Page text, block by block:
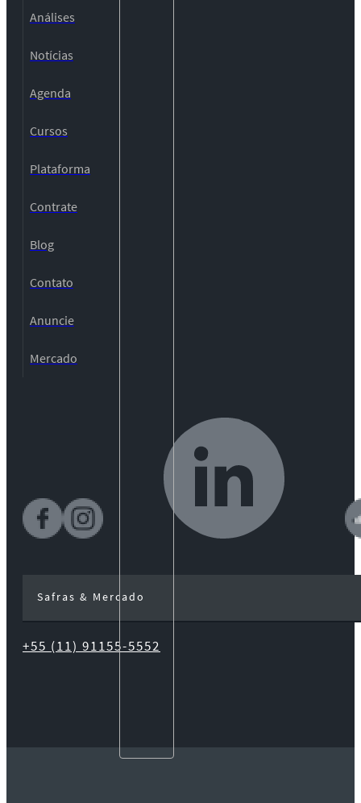
Análises
Notícias
Agenda
Cursos
Plataforma
Contrate
Blog
Contato
Anuncie
Mercado
Safras & Mercado
+55 (11) 91155-5552